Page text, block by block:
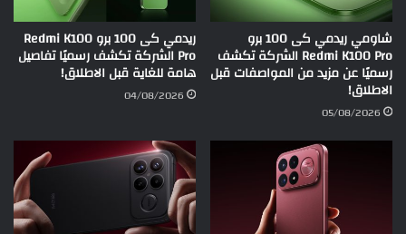
شاومي ريدمي كى 100 برو
Redmi K100 Pro الشركة تكشف
رسميًا عن مزيد من المواصفات قبل
الاطلاق!
05/08/2026
ريدمي كى 100 برو Redmi K100
Pro الشركة تكشف رسميًا تفاصيل
هامة للغاية قبل الاطلاق!
04/08/2026